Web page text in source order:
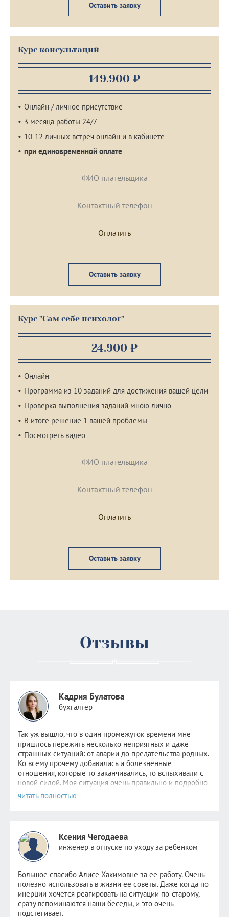
Оставить заявку
Курс консультаций
149.900 ₽
Онлайн / личное присутствие
3 месяца работы 24/7
10-12 личных встреч онлайн и в кабинете
при единовременной оплате
Оставить заявку
Курс "Сам себе психолог"
24.900 ₽
Онлайн
Программа из 10 заданий для достижения вашей цели
Проверка выполнения заданий мною лично
В итоге решение 1 вашей проблемы
Посмотреть видео
Оставить заявку
Отзывы
Кадрия Булатова
бухгалтер
Так уж вышло, что в один промежуток времени мне
пришлось пережить несколько неприятных и даже
страшных ситуаций: от аварии до предательства родных.
Ко всему прочему добавились и болезненные
отношения, которые то заканчивались, то вспыхивали с
новой силой. Моя ситуация очень правильно и подробно
была описаназдесь
силах, обратилась к Алисе.
После консультаций в голове отложились рекомендации
психолога, старалась следовать всем советам, но сердцу
не прикажешь: по-прежнему было очень больно видеть
новые отношения прежде любимого человека. Но потом
я и сама не заметила как стала снова видеть других
парней. Как открыла ранее заблокированные страницы.
Как мне стало не совсем безразлично, но значительно
легче. Как мне снова стало нравиться держать кого-то
Ксения Чегодаева
инженер в отпуске по уходу за ребёнком
Большое спасибо Алисе Хакимовне за её работу. Очень
полезно использовать в жизни её советы. Даже когда по
инерции хочется реагировать на ситуации по-старому,
сразу вспоминаются наши беседы, и это очень
подстёгивает.